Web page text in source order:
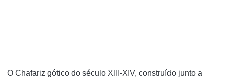
O Chafariz gótico do século XIII-XIV, construído junto a